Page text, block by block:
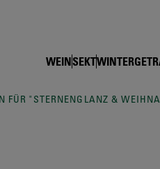
vom Onlineshop
WEINSEKT
FÜR "STERNENGLANZ &